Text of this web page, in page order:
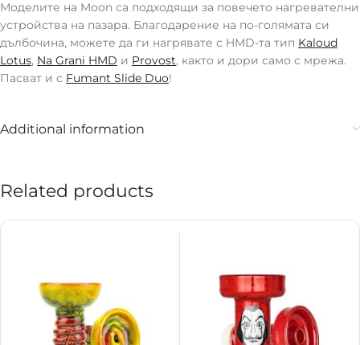
Моделите на Moon са подходящи за повечето нагревателни
устройства на пазара. Благодарение на по-голямата си
дълбочина, можете да ги нагрявате с HMD-та тип Kaloud
Lotus, Na Grani HMD и Provost, както и дори само с мрежа.
Пасват и с Fumant Slide Duo!
Additional information
Related products